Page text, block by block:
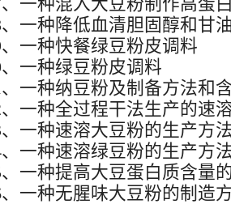
一种混入大豆粉制作高蛋
一种降低血清胆固醇和甘
一种快餐绿豆粉皮调料
、一种绿豆粉皮调料
、一种纳豆粉及制备方法和
、一种全过程干法生产的速
、一种速溶大豆粉的生产方
、一种速溶绿豆粉的生产方
、一种提高大豆蛋白质含量
、一种无腥味大豆粉的制造